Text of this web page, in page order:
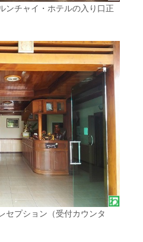
ンチャイ・ホテルの入り口正
セプション（受付カウンタ